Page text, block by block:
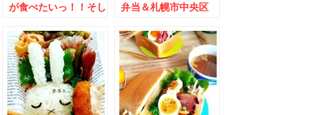
が食べたいっ！！そし
一番合う！！！！！！
やめられない～～～(*
´艸`*)
弁当＆札幌市中央区
店」さんがありがたす
ぎる～